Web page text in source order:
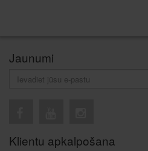
Jaunumi
Klientu apkalpošana